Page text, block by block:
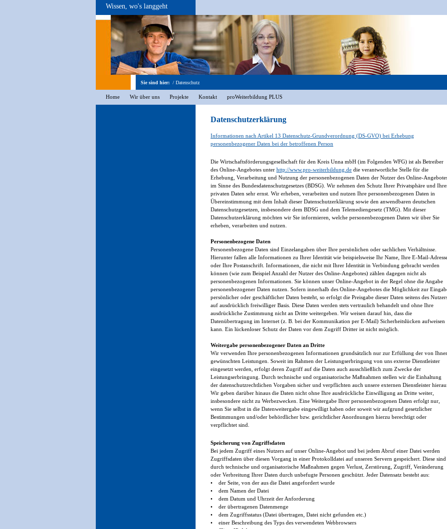
Wissen, wo's langgeht
Sie sind hier: / Datenschutz
Home Wir über uns Projekte Kontakt proWeiterbildung PLUS
Datenschutzerklärung
Informationen nach Artikel 13 Datenschutz-Grundverordnung (DS-GVO) bei Erhebung
personenbezogener Daten bei der betroffenen Person
Die Wirtschaftsförderungsgesellschaft für den Kreis Unna mbH (im Folgenden WFG) ist als Betreiber
des Online-Angebotes unter http://www.pro-weiterbildung.de die verantwortliche Stelle für die
Erhebung, Verarbeitung und Nutzung der personenbezogenen Daten der Nutzer des Online-
im Sinne des Bundesdatenschutzgesetzes (BDSG). Wir nehmen den Schutz Ihrer Privatsphäre und
privaten Daten sehr ernst. Wir erheben, verarbeiten und nutzen Ihre personenbezogenen Daten in
Übereinstimmung mit dem Inhalt dieser Datenschutzerklärung sowie den anwendbaren deutschen
Datenschutzgesetzen, insbesondere dem BDSG und dem Telemediengesetz (TMG). Mit dieser
Datenschutzerklärung möchten wir Sie informieren, welche personenbezogenen Daten wir über Sie
erheben, verarbeiten und nutzen.
Personenbezogene Daten
Personenbezogene Daten sind Einzelangaben über Ihre persönlichen oder sachlichen Verhältnisse.
Hierunter fallen alle Informationen zu Ihrer Identität wie beispielsweise Ihr Name, Ihre E-Mail-
oder Ihre Postanschrift. Informationen, die nicht mit Ihrer Identität in Verbindung gebracht werden
können (wie zum Beispiel Anzahl der Nutzer des Online-Angebotes) zählen dagegen nicht als
personenbezogenen Informationen. Sie können unser Online-Angebot in der Regel ohne die Angabe
personenbezogener Daten nutzen. Sofern innerhalb des Online-Angebotes die Möglichkeit zur
persönlicher oder geschäftlicher Daten besteht, so erfolgt die Preisgabe dieser Daten seitens des
auf ausdrücklich freiwilliger Basis. Diese Daten werden stets vertraulich behandelt und ohne Ihre
ausdrückliche Zustimmung nicht an Dritte weitergeben. Wir weisen darauf hin, dass die
Datenübertragung im Internet (z. B. bei der Kommunikation per E-Mail) Sicherheitslücken aufweisen
kann. Ein lückenloser Schutz der Daten vor dem Zugriff Dritter ist nicht möglich.
Weitergabe personenbezogener Daten an Dritte
Wir verwenden Ihre personenbezogenen Informationen grundsätzlich nur zur Erfüllung der von
gewünschten Leistungen. Soweit im Rahmen der Leistungserbringung von uns externe Dienstleister
eingesetzt werden, erfolgt deren Zugriff auf die Daten auch ausschließlich zum Zwecke der
Leistungserbringung. Durch technische und organisatorische Maßnahmen stellen wir die Einhaltung
der datenschutzrechtlichen Vorgaben sicher und verpflichten auch unsere externen Dienstleister
Wir geben darüber hinaus die Daten nicht ohne Ihre ausdrückliche Einwilligung an Dritte weiter,
insbesondere nicht zu Werbezwecken. Eine Weitergabe Ihrer personenbezogenen Daten erfolgt nur,
wenn Sie selbst in die Datenweitergabe eingewilligt haben oder soweit wir aufgrund gesetzlicher
Bestimmungen und/oder behördlicher bzw. gerichtlicher Anordnungen hierzu berechtigt oder
verpflichtet sind.
Speicherung von Zugriffsdaten
Bei jedem Zugriff eines Nutzers auf unser Online-Angebot und bei jedem Abruf einer Datei werden
Zugriffsdaten über diesen Vorgang in einer Protokolldatei auf unseren Servern gespeichert. Diese sind
durch technische und organisatorische Maßnahmen gegen Verlust, Zerstörung, Zugriff, Veränderung
oder Verbreitung Ihrer Daten durch unbefugte Personen geschützt. Jeder Datensatz besteht aus:
• der Seite, von der aus die Datei angefordert wurde
• dem Namen der Datei
• dem Datum und Uhrzeit der Anforderung
• der übertragenen Datenmenge
• dem Zugriffsstatus (Datei übertragen, Datei nicht gefunden etc.)
• einer Beschreibung des Typs des verwendeten Webbrowsers